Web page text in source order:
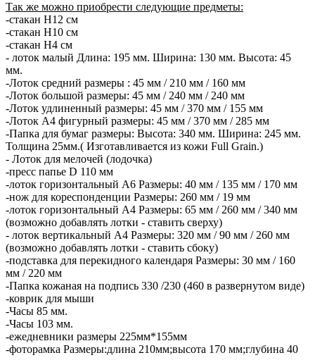
Так же можно приобрести следующие предметы:
-стакан Н12 см
-стакан Н10 см
-стакан Н4 см
- лоток малый Длина: 195 мм. Ширина: 130 мм. Высота: 45
мм.
-Лоток средний размеры : 45 мм / 210 мм / 160 мм
-Лоток большой размеры: 45 мм / 240 мм / 240 мм
-Лоток удлиненный размеры: 45 мм / 370 мм / 155 мм
-Лоток А4 фигурный размеры: 45 мм / 370 мм / 285 мм
-Папка для бумаг размеры: Высота: 340 мм. Ширина: 245 мм.
Толщина 25мм.( Изготавливается из кожи Full Grain.)
- Лоток для мелочей (лодочка)
-пресс папье D 110 мм
-лоток горизонтальный А6 Размеры: 40 мм / 135 мм / 170 мм
-нож для кореспонденции Размеры: 260 мм / 19 мм
-лоток горизонтальный А4 Размеры: 65 мм / 260 мм / 340 мм
(возможно добавлять лотки - ставить сверху)
- лоток вертикальный А4 Размеры: 320 мм / 90 мм / 260 мм
(возможно добавлять лотки - ставить сбоку)
-подставка для перекидного календаря Размеры: 30 мм / 160
мм / 220 мм
-Папка кожаная на подпись 330 /230 (460 в развернутом виде)
-коврик для мыши
-Часы 85 мм.
-Часы 103 мм.
-ежедневники размеры 225мм*155мм
-фоторамка Размеры:длина 210мм;высота 170 мм;глубина 40